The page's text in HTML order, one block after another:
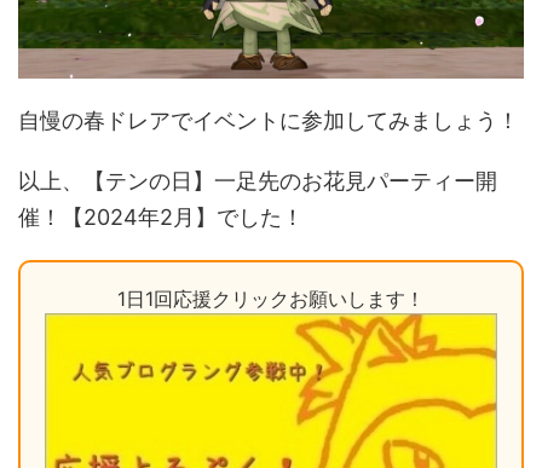
自慢の春ドレアでイベントに参加してみましょう！
以上、【テンの日】一足先のお花見パーティー開
催！【2024年2月】でした！
1日1回応援クリックお願いします！